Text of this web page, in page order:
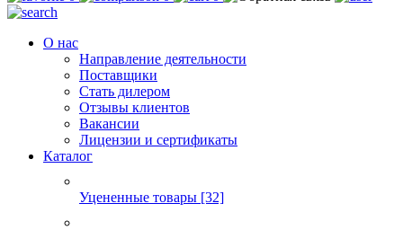
О нас
Направление деятельности
Поставщики
Стать дилером
Отзывы клиентов
Вакансии
Лицензии и сертификаты
Каталог
Уцененные товары [32]